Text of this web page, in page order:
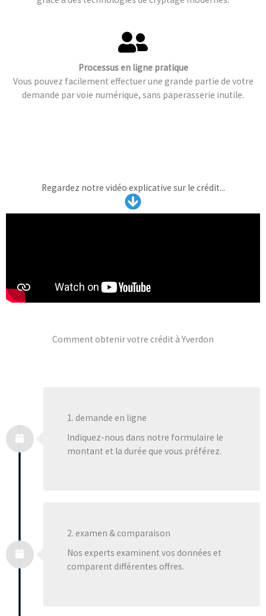
Processus en ligne pratique
Vous pouvez facilement effectuer une grande partie de votre
demande par voie numérique, sans paperasserie inutile.
Regardez notre vidéo explicative sur le crédit...
Comment obtenir votre crédit à Yverdon
1. demande en ligne
Indiquez-nous dans notre formulaire le
montant et la durée que vous préférez.
2. examen & comparaison
Nos experts examinent vos données et
comparent différentes offres.